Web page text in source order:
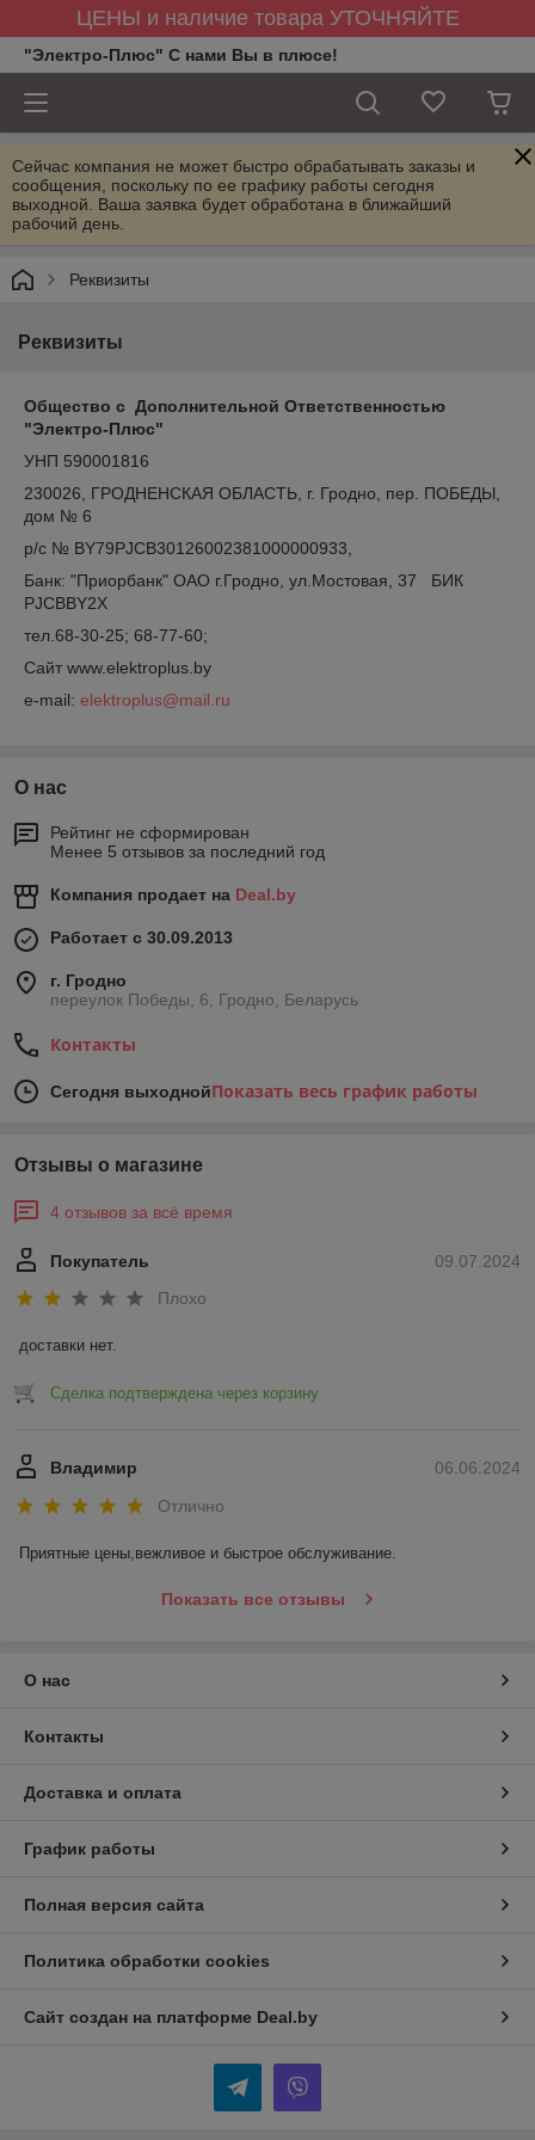
ЦЕНЫ и наличие товара УТОЧНЯЙТЕ
"Электро-Плюс" С нами Вы в плюсе!
Сейчас компания не может быстро обрабатывать заказы и
сообщения, поскольку по ее графику работы сегодня
выходной. Ваша заявка будет обработана в ближайший
рабочий день.
Реквизиты
Реквизиты
Общество с Дополнительной Ответственностью
"Электро-Плюс"
УНП 590001816
230026, ГРОДНЕНСКАЯ ОБЛАСТЬ, г. Гродно, пер. ПОБЕДЫ,
дом № 6
р/с № BY79PJCB30126002381000000933,
Банк: "Приорбанк" ОАО г.Гродно, ул.Мостовая, 37 БИК
PJCBBY2X
тел.68-30-25; 68-77-60;
Сайт www.elektroplus.by
e-mail: elektroplus@mail.ru
О нас
Рейтинг не сформирован
Менее 5 отзывов за последний год
Компания продает на Deal.by
Работает с 30.09.2013
г. Гродно
переулок Победы, 6, Гродно, Беларусь
Контакты
Сегодня выходнойПоказать весь график работы
Отзывы о магазине
4 отзывов за всё время
09.07.2024
Покупатель
Плохо
доставки нет.
Сделка подтверждена через корзину
06.06.2024
Владимир
Отлично
Приятные цены,вежливое и быстрое обслуживание.
Показать все отзывы
О нас
Контакты
Доставка и оплата
График работы
Полная версия сайта
Политика обработки cookies
Сайт создан на платформе Deal.by